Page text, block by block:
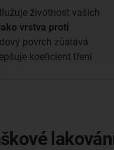
životnost vašich
vrstva proti
povrch zůstává
koeficient tření